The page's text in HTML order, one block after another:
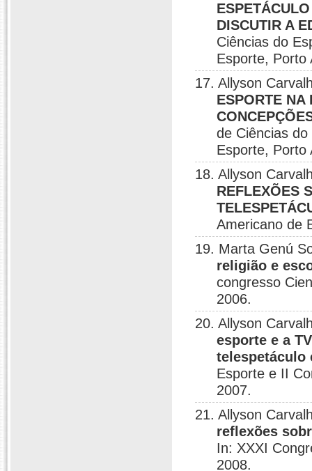
DISCUTIR A
Ciências do
Esporte, Porto
17. Allyson
ESPORTE NA
de Ciências
Esporte, Porto
18. Allyson
REFLEXÕES
Americano de
19. Marta Genú
religião e
congresso
2006.
20. Allyson
esporte e a
telespetáculo
Esporte e II
2007.
21. Allyson
reflexões
In: XXXI
2008.